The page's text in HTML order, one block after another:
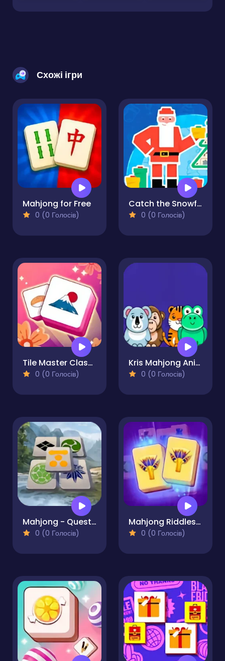
Схожі ігри
Mahjong for Free
0 (0 Голосів)
Catch the Snowflake
0 (0 Голосів)
Tile Master Classic Match
0 (0 Голосів)
Kris Mahjong Animals
0 (0 Голосів)
Mahjong - Quest of Japan Clans
0 (0 Голосів)
Mahjong Riddles Egypt
0 (0 Голосів)